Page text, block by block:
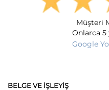
Müşteri
Onlarca 5
Google
BELGE VE İŞLEYIŞ